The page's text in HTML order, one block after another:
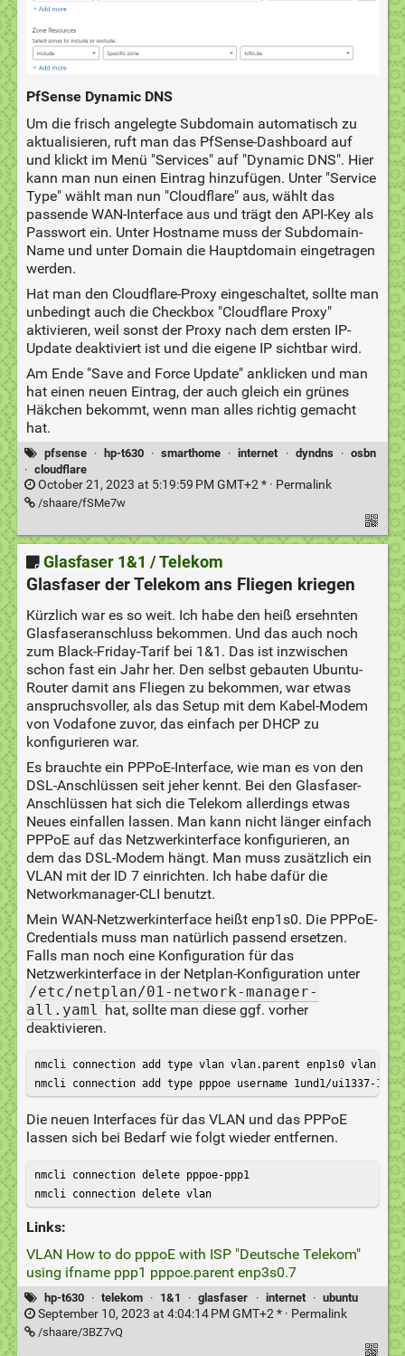
PfSense Dynamic DNS
Um die frisch angelegte Subdomain automatisch zu
aktualisieren, ruft man das PfSense-Dashboard auf
und klickt im Menü "Services" auf "Dynamic DNS". Hier
kann man nun einen Eintrag hinzufügen. Unter "Service
Type" wählt man nun "Cloudflare" aus, wählt das
passende WAN-Interface aus und trägt den API-Key als
Passwort ein. Unter Hostname muss der Subdomain-
Name und unter Domain die Hauptdomain eingetragen
werden.
Hat man den Cloudflare-Proxy eingeschaltet, sollte man
unbedingt auch die Checkbox "Cloudflare Proxy"
aktivieren, weil sonst der Proxy nach dem ersten IP-
Update deaktiviert ist und die eigene IP sichtbar wird.
Am Ende "Save and Force Update" anklicken und man
hat einen neuen Eintrag, der auch gleich ein grünes
Häkchen bekommt, wenn man alles richtig gemacht
hat.
pfsense · hp-t630 · smarthome · internet · dyndns · osbn
· cloudflare
October 21, 2023 at 5:19:59 PM GMT+2 * · Permalink
/shaare/fSMe7w
Glasfaser 1&1 / Telekom
Glasfaser der Telekom ans Fliegen kriegen
Kürzlich war es so weit. Ich habe den heiß ersehnten
Glasfaseranschluss bekommen. Und das auch noch
zum Black-Friday-Tarif bei 1&1. Das ist inzwischen
schon fast ein Jahr her. Den selbst gebauten Ubuntu-
Router damit ans Fliegen zu bekommen, war etwas
anspruchsvoller, als das Setup mit dem Kabel-Modem
von Vodafone zuvor, das einfach per DHCP zu
konfigurieren war.
Es brauchte ein PPPoE-Interface, wie man es von den
DSL-Anschlüssen seit jeher kennt. Bei den Glasfaser-
Anschlüssen hat sich die Telekom allerdings etwas
Neues einfallen lassen. Man kann nicht länger einfach
PPPoE auf das Netzwerkinterface konfigurieren, an
dem das DSL-Modem hängt. Man muss zusätzlich ein
VLAN mit der ID 7 einrichten. Ich habe dafür die
Networkmanager-CLI benutzt.
Mein WAN-Netzwerkinterface heißt enp1s0. Die PPPoE-
Credentials muss man natürlich passend ersetzen.
Falls man noch eine Konfiguration für das
Netzwerkinterface in der Netplan-Konfiguration unter
/etc/netplan/01-network-manager-
all.yaml
hat, sollte man diese ggf. vorher
deaktivieren.
nmcli connection add type vlan vlan.parent enp1s0 vlan.id
nmcli connection add type pppoe username 1und1/ui1337-
Die neuen Interfaces für das VLAN und das PPPoE
lassen sich bei Bedarf wie folgt wieder entfernen.
nmcli connection delete pppoe-ppp1
nmcli connection delete vlan
Links:
VLAN How to do pppoE with ISP "Deutsche Telekom"
using ifname ppp1 pppoe.parent enp3s0.7
hp-t630 · telekom · 1&1 · glasfaser · internet · ubuntu
September 10, 2023 at 4:04:14 PM GMT+2 * · Permalink
/shaare/3BZ7vQ